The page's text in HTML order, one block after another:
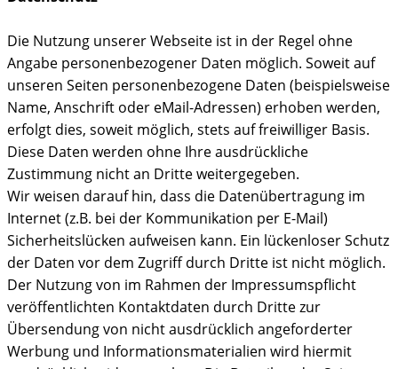
Die Nutzung unserer Webseite ist in der Regel ohne
Angabe personenbezogener Daten möglich. Soweit auf
unseren Seiten personenbezogene Daten (beispielsweise
Name, Anschrift oder eMail-Adressen) erhoben werden,
erfolgt dies, soweit möglich, stets auf freiwilliger Basis.
Diese Daten werden ohne Ihre ausdrückliche
Zustimmung nicht an Dritte weitergegeben.
Wir weisen darauf hin, dass die Datenübertragung im
Internet (z.B. bei der Kommunikation per E-Mail)
Sicherheitslücken aufweisen kann. Ein lückenloser Schutz
der Daten vor dem Zugriff durch Dritte ist nicht möglich.
Der Nutzung von im Rahmen der Impressumspflicht
veröffentlichten Kontaktdaten durch Dritte zur
Übersendung von nicht ausdrücklich angeforderter
Werbung und Informationsmaterialien wird hiermit